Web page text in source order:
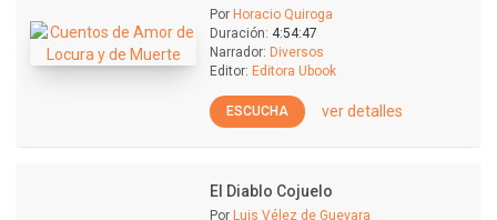
Por Horacio Quiroga
Duración: 4:54:47
Narrador: Diversos
Editor: Editora Ubook
ESCUCHA ver detalles
El Diablo Cojuelo
Por Luis Vélez de Guevara